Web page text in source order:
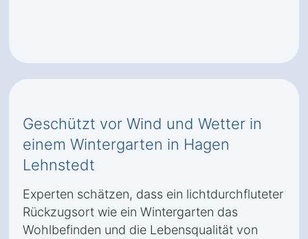
Geschützt vor Wind und Wetter in
einem Wintergarten in Hagen
Lehnstedt
Experten schätzen, dass ein lichtdurchfluteter
Rückzugsort wie ein Wintergarten das
Wohlbefinden und die Lebensqualität von